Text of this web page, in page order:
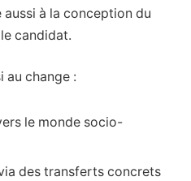
à la conception du
candidat.
au change :
le monde socio-
des transferts concrets